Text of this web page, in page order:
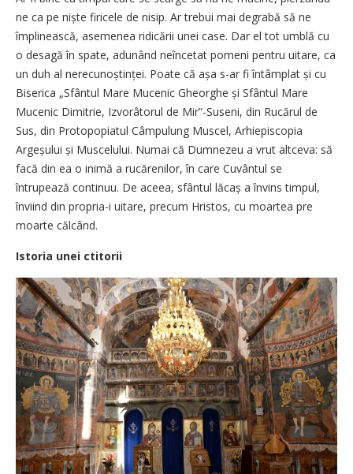
ne ca pe niște firicele de nisip. Ar trebui mai degrabă să ne
împlinească, asemenea ridicării unei case. Dar el tot umblă cu
o desagă în spate, adunând neîncetat pomeni pentru uitare, ca
un duh al nerecu­noștinței. Poate că așa s-ar fi întâmplat și cu
Biserica „Sfântul Mare Mucenic Gheorghe și Sfântul Mare
Mucenic Dimitrie, Izvorâtorul de Mir”-Suseni, din Rucărul de
Sus, din Protopopiatul Câmpulung Muscel, Arhiepiscopia
Argeșului și Muscelului. Numai că Dumnezeu a vrut alt­ceva: să
facă din ea o inimă a rucărenilor, în care Cuvântul se
întrupează continuu. De aceea, sfântul lăcaș a învins timpul,
înviind din propria-i uitare, precum Hristos, cu moartea pre
moarte călcând.
Istoria unei ctitorii